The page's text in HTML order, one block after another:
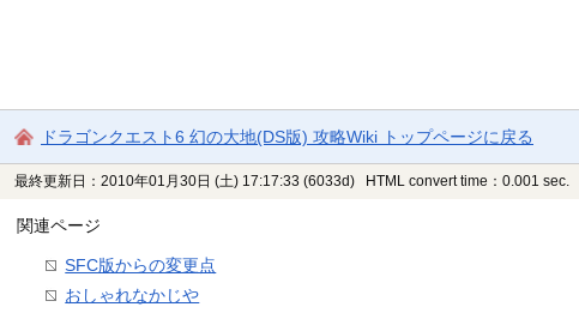
ドラゴンクエスト6 幻の大地(DS版) 攻略Wiki トップページに戻る
最終更新日：2010年01月30日 (土) 17:17:33 (6033d) HTML convert time：0.001 sec.
関連ページ
SFC版からの変更点
おしゃれなかじや